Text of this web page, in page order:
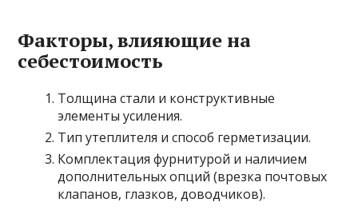
Факторы, влияющие на
себестоимость
Толщина стали и конструктивные
элементы усиления.
Тип утеплителя и способ герметизации.
Комплектация фурнитурой и наличием
дополнительных опций (врезка почтовых
клапанов, глазков, доводчиков).